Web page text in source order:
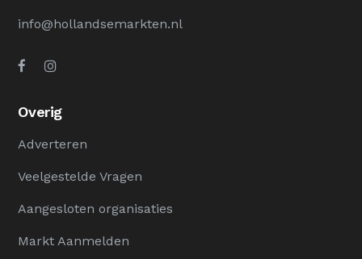
info@hollandsemarkten.nl
Overig
Adverteren
Veelgestelde Vragen
Aangesloten organisaties
Markt Aanmelden